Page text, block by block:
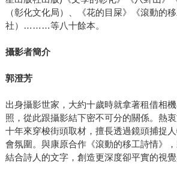
（彰化文化局）、《花的目屎》《滾動的
社）………等八十餘本。
攝影者簡介
郭澄芳
出身攝影世家，大約十歲時就拿著租借相
照，從此跟攝影結下密不可分的關係。熱
十年來穿梭街頭取材，擅長透過鏡頭捕捉
會氛圍。與康原合作《滾動的移工詩情》
結合詩人的文字，創造更深度卻平實的視覺